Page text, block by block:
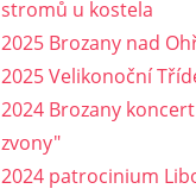
stromů u kostela
2025 Brozany nad
2025 Velikonoční
2024 Brozany
zvony"
2024 patrocinium